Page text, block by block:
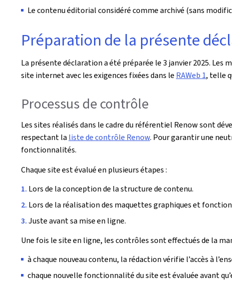
Le contenu éditorial considéré comme archivé (sans
Préparation de la présente
La présente déclaration a été préparée le3 janvier 2025. Les
site internet avec les exigences fixées dans le RAWeb 1, telle
Processus de contrôle
Les sites réalisés dans le cadre du référentiel Renow sont
respectant la liste de contrôle Renow. Pour garantir une
fonctionnalités.
Chaque site est évalué en plusieurs étapes :
Lors de la conception de la structure de contenu.
Lors de la réalisation des maquettes graphiques et
Juste avant sa mise en ligne.
Une fois le site en ligne, les contrôles sont effectués de la
à chaque nouveau contenu, la rédaction vérifie l’accès à
chaque nouvelle fonctionnalité du site est évaluée avant